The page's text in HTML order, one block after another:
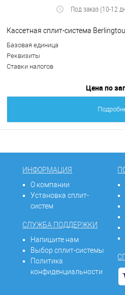
Под заказ (10-12
Кассетная сплит-система
Базовая единица
Реквизиты
Ставки налогов
Цена по
ИНФОРМАЦИЯ
О компании
Установка сплит-
систем
СЛУЖБА ПОДДЕРЖКИ
Напишите нам
Выбор сплит-системы
Политика
конфиденциальности